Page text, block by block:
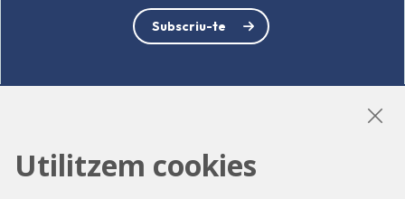
Subscriu-te
Utilitzem cookies